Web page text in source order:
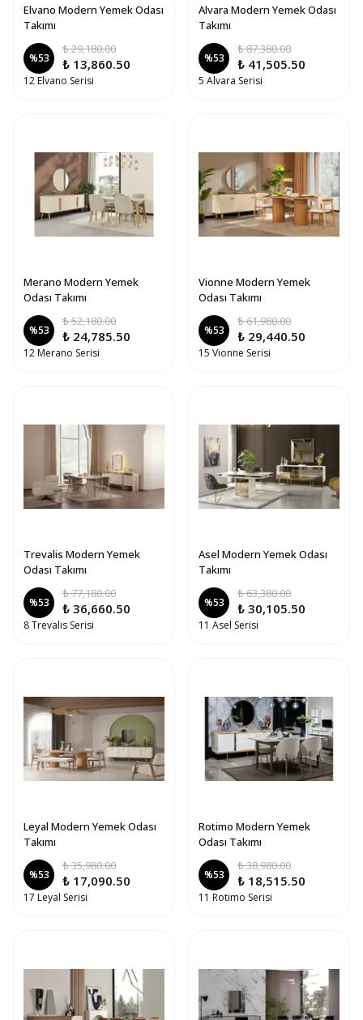
Elvano Modern Yemek Odası
Takımı
%53
₺ 29,180.00
₺ 13,860.50
12 Elvano Serisi
Alvara Modern Yemek Odası
Takımı
%53
₺ 87,380.00
₺ 41,505.50
5 Alvara Serisi
Merano Modern Yemek
Odası Takımı
%53
₺ 52,180.00
₺ 24,785.50
12 Merano Serisi
Vionne Modern Yemek
Odası Takımı
%53
₺ 61,980.00
₺ 29,440.50
15 Vionne Serisi
Trevalis Modern Yemek
Odası Takımı
%53
₺ 77,180.00
₺ 36,660.50
8 Trevalis Serisi
Asel Modern Yemek Odası
Takımı
%53
₺ 63,380.00
₺ 30,105.50
11 Asel Serisi
Leyal Modern Yemek Odası
Takımı
%53
₺ 35,980.00
₺ 17,090.50
17 Leyal Serisi
Rotimo Modern Yemek
Odası Takımı
%53
₺ 38,980.00
₺ 18,515.50
11 Rotimo Serisi